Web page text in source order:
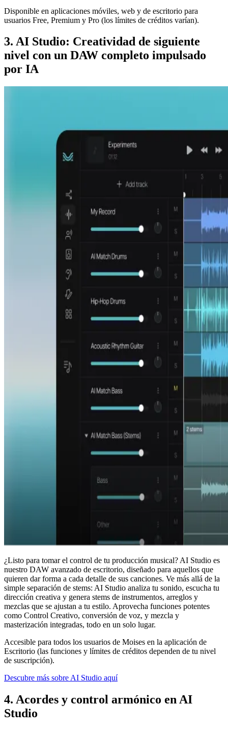
Disponible en aplicaciones móviles, web y de escritorio para
usuarios Free, Premium y Pro (los límites de créditos varían).
3. AI Studio: Creatividad de siguiente
nivel con un DAW completo impulsado
por IA
¿Listo para tomar el control de tu producción musical? AI Studio es
nuestro DAW avanzado de escritorio, diseñado para aquellos que
quieren dar forma a cada detalle de sus canciones. Ve más allá de la
simple separación de stems: AI Studio analiza tu sonido, escucha tu
dirección creativa y genera stems de instrumentos, arreglos y
mezclas que se ajustan a tu estilo. Aprovecha funciones potentes
como Control Creativo, conversión de voz, y mezcla y
masterización integradas, todo en un solo lugar.
Accesible para todos los usuarios de Moises en la aplicación de
Escritorio (las funciones y límites de créditos dependen de tu nivel
de suscripción).
Descubre más sobre AI Studio aquí
4. Acordes y control armónico en AI
Studio